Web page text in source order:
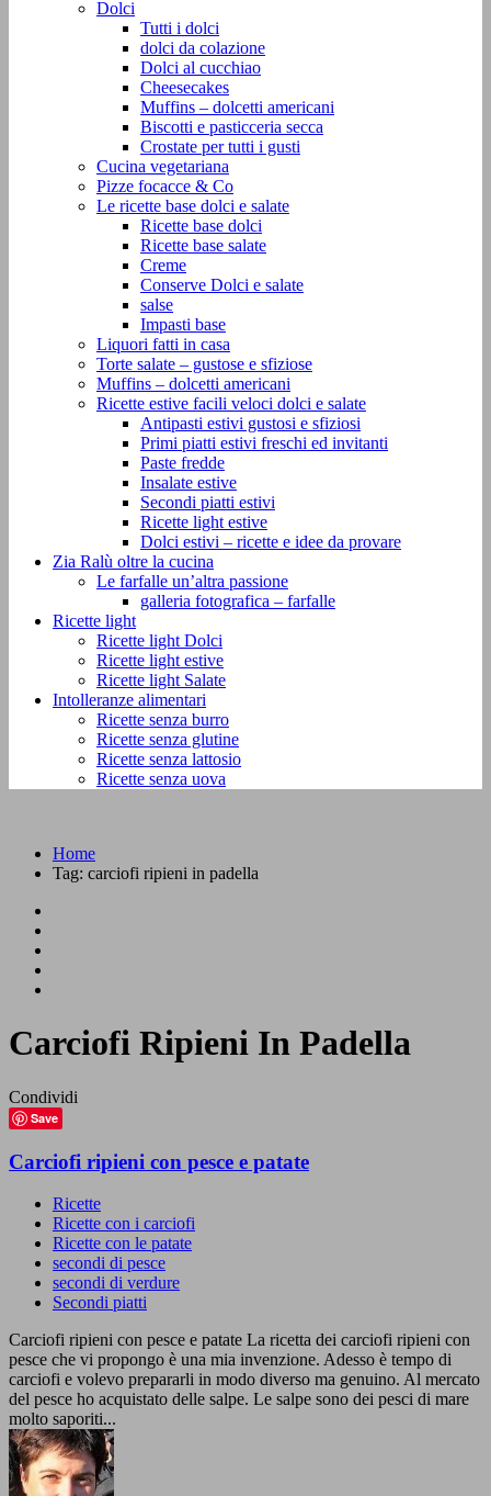
Dolci
Tutti i dolci
dolci da colazione
Dolci al cucchiao
Cheesecakes
Muffins – dolcetti americani
Biscotti e pasticceria secca
Crostate per tutti i gusti
Cucina vegetariana
Pizze focacce & Co
Le ricette base dolci e salate
Ricette base dolci
Ricette base salate
Creme
Conserve Dolci e salate
salse
Impasti base
Liquori fatti in casa
Torte salate – gustose e sfiziose
Muffins – dolcetti americani
Ricette estive facili veloci dolci e salate
Antipasti estivi gustosi e sfiziosi
Primi piatti estivi freschi ed invitanti
Paste fredde
Insalate estive
Secondi piatti estivi
Ricette light estive
Dolci estivi – ricette e idee da provare
Zia Ralù oltre la cucina
Le farfalle un’altra passione
galleria fotografica – farfalle
Ricette light
Ricette light Dolci
Ricette light estive
Ricette light Salate
Intolleranze alimentari
Ricette senza burro
Ricette senza glutine
Ricette senza lattosio
Ricette senza uova
Home
Tag: carciofi ripieni in padella
Carciofi Ripieni In Padella
Condividi
Save
Carciofi ripieni con pesce e patate
Ricette
Ricette con i carciofi
Ricette con le patate
secondi di pesce
secondi di verdure
Secondi piatti
Carciofi ripieni con pesce e patate La ricetta dei carciofi ripieni con
pesce che vi propongo è una mia invenzione. Adesso è tempo di
carciofi e volevo prepararli in modo diverso ma genuino. Al mercato
del pesce ho acquistato delle salpe. Le salpe sono dei pesci di mare
molto saporiti...